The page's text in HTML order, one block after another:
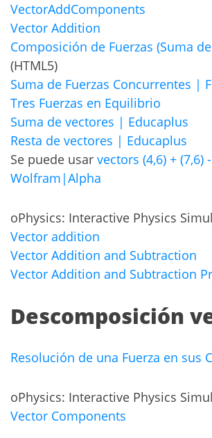
VectorAddComponents
Vector Addition
Composición de Fuerzas (Suma
(HTML5)
Suma de Fuerzas Concurrentes |
Tres Fuerzas en Equilibrio
Suma de vectores | Educaplus
Resta de vectores | Educaplus
Se puede usar vectors (4,6) + (7,6) -
Wolfram|Alpha
oPhysics: Interactive Physics
Vector addition
Vector Addition and Subtraction
Vector Addition and Subtraction
Descomposición
Resolución de una Fuerza en sus
oPhysics: Interactive Physics
Vector Components